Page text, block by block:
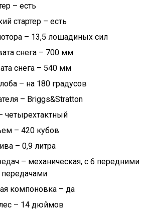
– есть
стартер – есть
– 13,5 лошадиных сил
снега – 700 мм
снега – 540 мм
– на 180 градусов
– Briggs&Stratton
четырехтактный
– 420 кубов
– 0,9 литра
– механическая, с 6 передними
компоновка – да
– 14 дюймов